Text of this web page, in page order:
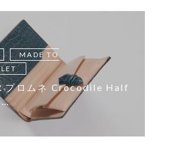
MADE TO
プロムネ Crocodile Half
…